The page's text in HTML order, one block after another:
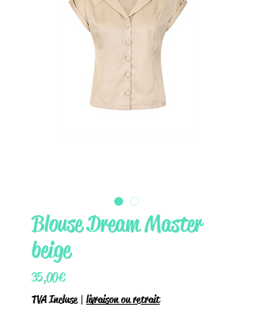
Blouse Dream Master
beige
35,00 €Prix
TVA Incluse| livraison ou retrait